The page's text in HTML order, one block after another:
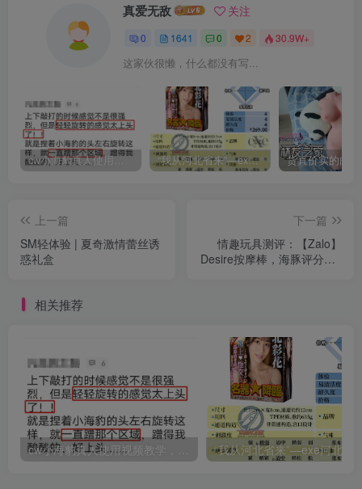
真爱无敌 关注
0 1641 0 2 30.9W+
这家伙很懒，什么都没有写...
cw小海豹真人使用视频教学，小海豹到底咋用？ “我从河北省来”—exe河北彩花（中高刺激）评测 | ¥200-400区间 – 4星推荐
上一篇
SM轻体验 | 夏奇激情蕾丝诱
惑礼盒
下一篇
情趣玩具测评：【Zalo】
Desire按摩棒，海豚评分：8
相关推荐
cw小海豹真人使用视频教学，小海豹到底咋用？